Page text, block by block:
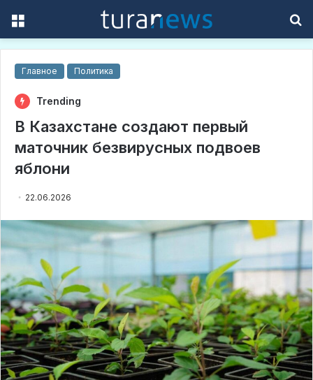
Главное Политика
Trending
В Казахстане создают первый
маточник безвирусных подвоев
яблони
22.06.2026